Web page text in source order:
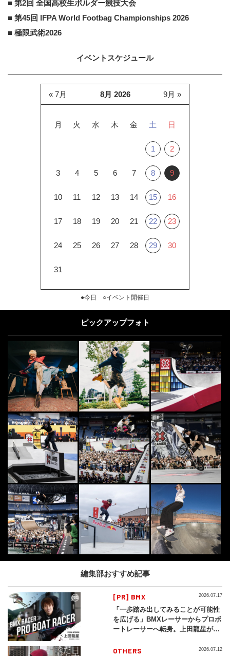
■ 第2回 全国高校生ボルダー競技大会
■ 第45回 IFPA World Footbag Championships 2026
■ 極限武術2026
イベントスケジュール
8月 2026
月 火 水 木 金 土 日
1 2
3 4 5 6 7 8 9
10 11 12 13 14 15 16
17 18 19 20 21 22 23
24 25 26 27 28 29 30
31
« 7月 9月 »
●今日 ○イベント開催日
ピックアップフォト
編集部おすすめ記事
[PR] BMX
「一歩踏み出してみることが可能性
を広げる」BMXレーサーからプロボ
ートレーサーへ転身。上田龍星が体
2026.07.17
OTHERS 2026.07.12